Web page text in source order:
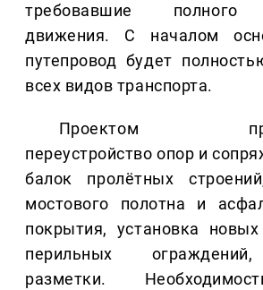
требовавшие полного
движения. С началом
путепровод будет
всех видов транспорта.
Проектом
переустройство опор и
балок пролётных
мостового полотна и
покрытия, установка
перильных
разметки.